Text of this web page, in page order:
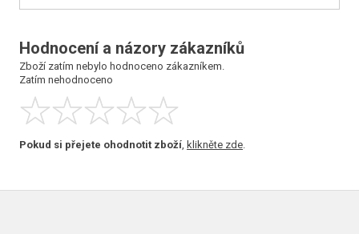
Hodnocení a názory zákazníků
Zboží zatím nebylo hodnoceno zákazníkem.
Zatím nehodnoceno
Pokud si přejete ohodnotit zboží, klikněte zde.